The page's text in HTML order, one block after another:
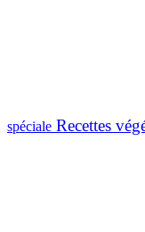
spéciale Recettes